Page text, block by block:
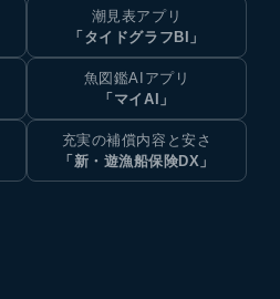
潮見表アプリ
「タイドグラフBI」
魚図鑑AIアプリ
「マイAI」
充実の補償内容と安さ
「新・遊漁船保険DX」